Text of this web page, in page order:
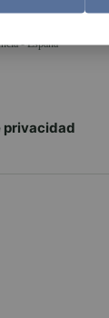
- España
privacidad